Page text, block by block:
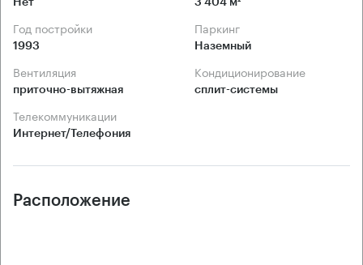
Год постройки
1993
Паркинг
Наземный
Вентиляция
приточно-вытяжная
Кондиционирование
сплит-системы
Телекоммуникации
Интернет/Телефония
Расположение